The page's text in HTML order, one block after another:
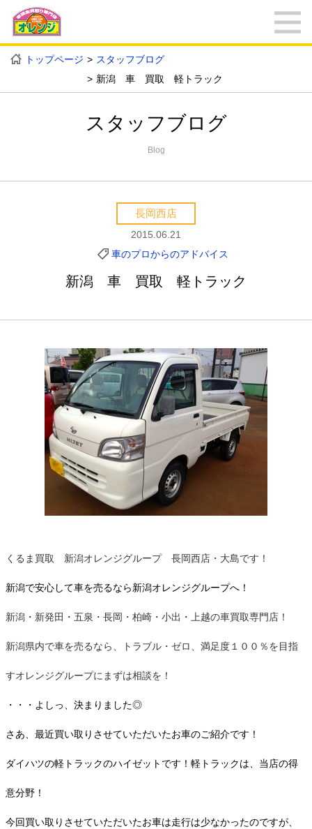
トップページ
スタッフブログ
新潟 車 買取 軽トラック
スタッフブログ
Blog
長岡西店
2015.06.21
車のプロからのアドバイス
新潟 車 買取 軽トラック
くるま買取 新潟オレンジグループ 長岡西店・大島です！
新潟で安心して車を売るなら新潟オレンジグループへ！
新潟・新発田・五泉・長岡・柏崎・小出・上越の車買取専門店！
新潟県内で車を売るなら、トラブル・ゼロ、満足度１００％を目指
すオレンジグループにまずは相談を！
・・・よしっ、決まりました◎
さあ、最近買い取りさせていただいたお車のご紹介です！
ダイハツの軽トラックのハイゼットです！ 軽トラックは、当店の得
意分野！
今回買い取りさせていただいたお車は走行は少なかったのですが、